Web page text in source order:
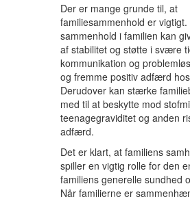
Der er mange grunde til, at
familiesammenhold er
sammenhold i familien kan
af stabilitet og støtte i svære
kommunikation og
og fremme positiv adfærd
Derudover kan stærke
med til at beskytte mod
teenagegraviditet og anden
adfærd.
Det er klart, at familiens
spiller en vigtig rolle for den
familiens generelle sundhed
Når familierne er